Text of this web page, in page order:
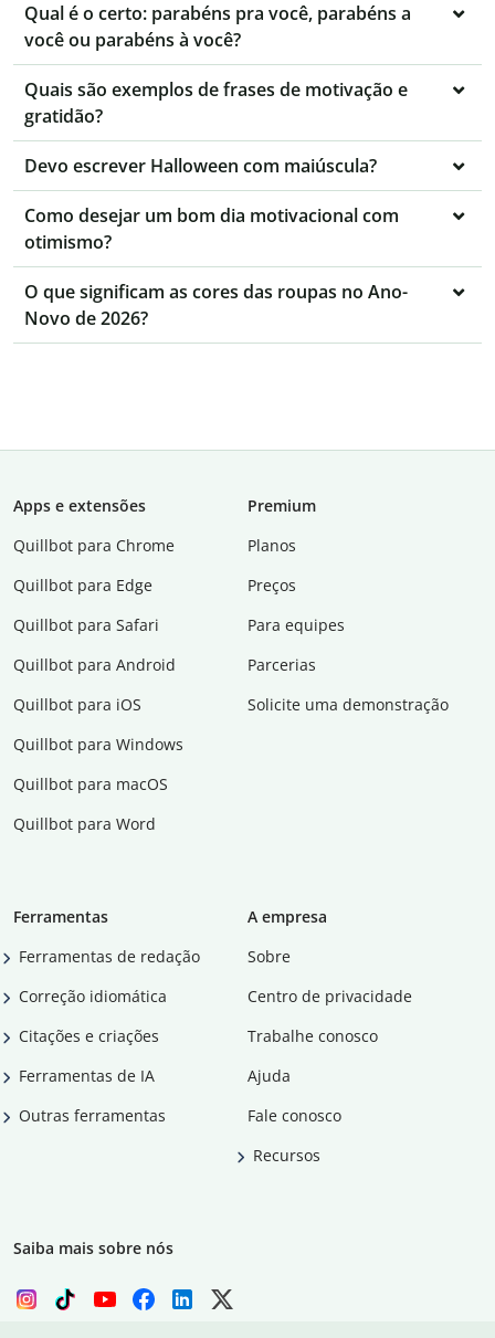
Qual é o certo: parabéns pra você, parabéns a
você ou parabéns à você?
Quais são exemplos de frases de motivação e
gratidão?
Devo escrever Halloween com maiúscula?
Como desejar um bom dia motivacional com
otimismo?
O que significam as cores das roupas no Ano-
Novo de 2026?
Apps e extensões
Quillbot para Chrome
Quillbot para Edge
Quillbot para Safari
Quillbot para Android
Quillbot para iOS
Quillbot para Windows
Quillbot para macOS
Quillbot para Word
Premium
Planos
Preços
Para equipes
Parcerias
Solicite uma demonstração
Ferramentas
Ferramentas de redação
Correção idiomática
Citações e criações
Ferramentas de IA
Outras ferramentas
A empresa
Sobre
Centro de privacidade
Trabalhe conosco
Ajuda
Fale conosco
Recursos
Saiba mais sobre nós